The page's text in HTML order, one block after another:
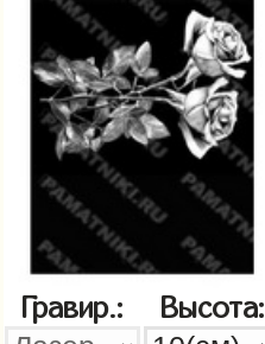
Гравир.: Высота: